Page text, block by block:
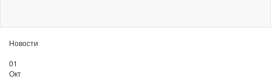
Новости
01
Окт